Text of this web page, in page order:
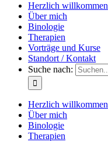
Herzlich willkommen
Über mich
Binologie
Therapien
Vorträge und Kurse
Standort / Kontakt
Suche nach:
Herzlich willkommen
Über mich
Binologie
Therapien